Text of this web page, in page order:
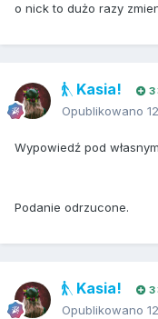
o nick to dużo razy
Kasia! 3
Opublikowano
Wypowiedź pod
Podanie odrzucone.
Kasia! 3
Opublikowano